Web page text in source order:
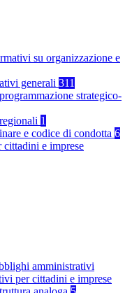
su organizzazione e
generali 311
strategico-
1
e codice di condotta 6
e imprese
amministrativi
per cittadini e imprese